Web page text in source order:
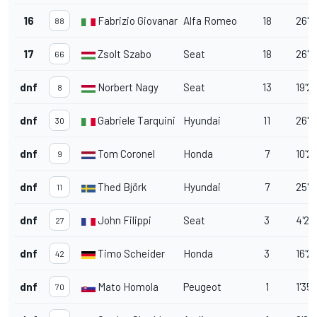
16 88 Fabrizio GiovanardiAlfa Romeo 18
17 66 Zsolt Szabo Seat 18
dnf 8 Norbert Nagy Seat 13
dnf 30 Gabriele Tarquini Hyundai 11
dnf 9 Tom Coronel Honda 7
dnf 11 Thed Björk Hyundai 7
dnf 27 John Filippi Seat 3
dnf 42 Timo Scheider Honda 3
dnf 70 Mato Homola Peugeot 1